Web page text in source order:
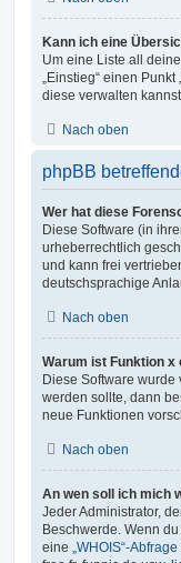
Kann ich eine
Um eine Liste all
„Einstieg“ einen
diese verwalten kannst.
Nach oben
phpBB
Wer hat diese
Diese Software (in
urheberrechtlich
und kann frei
deutschsprachige
Nach oben
Warum ist Funktion x
Diese Software
werden sollte, dann
neue Funktionen
Nach oben
An wen soll ich mich
Jeder Administrator,
Beschwerde. Wenn
eine „WHOIS“-Abfrage